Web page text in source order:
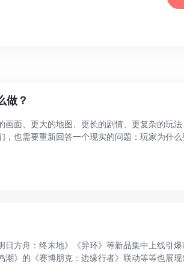
做？
面、更大的地图、更长的剧情、更复杂的玩法
也需要重新回答一个现实的问题：玩家为什么
方舟：终末地》《异环》等新品集中上线引
》的《赛博朋克：边缘行者》联动等等也展现